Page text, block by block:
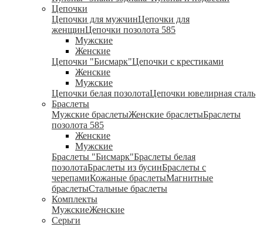
Цепочки
Цепочки для мужчинЦепочки для
женщинЦепочки позолота 585
Мужские
Женские
Цепочки "Бисмарк"Цепочки с крестиками
Женские
Мужские
Цепочки белая позолотаЦепочки ювелирная сталь
Браслеты
Мужские браслетыЖенские браслетыБраслеты
позолота 585
Женские
Мужские
Браслеты "Бисмарк"Браслеты белая
позолотаБраслеты из бусинБраслеты с
черепамиКожаные браслетыМагнитные
браслетыСтальные браслеты
Комплекты
МужскиеЖенские
Серьги